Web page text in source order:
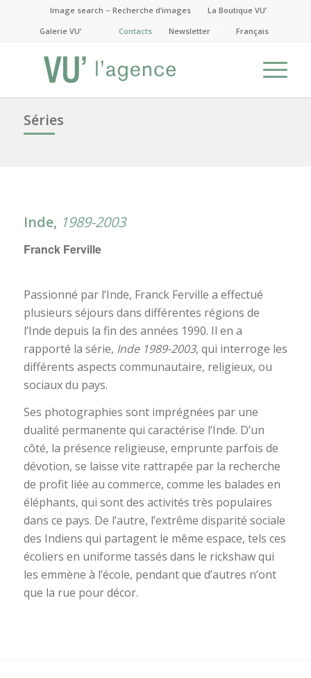
Image search – Recherche d’images
La Boutique VU’
Galerie VU’
Contacts Newsletter Français
Séries
Inde, 1989-2003
Franck Ferville
Passionné par l’Inde, Franck Ferville a effectué
plusieurs séjours dans différentes régions de
l’Inde depuis la fin des années 1990. Il en a
rapporté la série, Inde 1989-2003, qui interroge les
différents aspects communautaire, religieux, ou
sociaux du pays.
Ses photographies sont imprégnées par une
dualité permanente qui caractérise l’Inde. D’un
côté, la présence religieuse, emprunte parfois de
dévotion, se laisse vite rattrapée par la recherche
de profit liée au commerce, comme les balades en
éléphants, qui sont des activités très populaires
dans ce pays. De l’autre, l’extrême disparité sociale
des Indiens qui partagent le même espace, tels ces
écoliers en uniforme tassés dans le rickshaw qui
les emmène à l’école, pendant que d’autres n’ont
que la rue pour décor.